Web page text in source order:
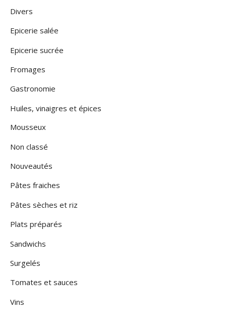
Divers
Epicerie salée
Epicerie sucrée
Fromages
Gastronomie
Huiles, vinaigres et épices
Mousseux
Non classé
Nouveautés
Pâtes fraiches
Pâtes sèches et riz
Plats préparés
Sandwichs
Surgelés
Tomates et sauces
Vins